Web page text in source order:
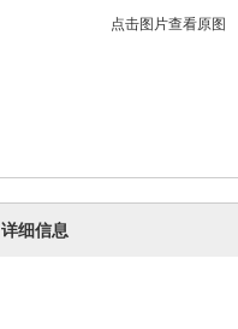
点击图片查看原图
详细信息